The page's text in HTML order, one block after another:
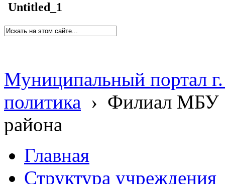
Untitled_1
Муниципальный портал
политика › Филиал МБУ
района
Главная
Структура учреждения